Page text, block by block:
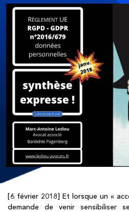
[6 février 2018] Et lorsque un «
demande de venir sensibiliser